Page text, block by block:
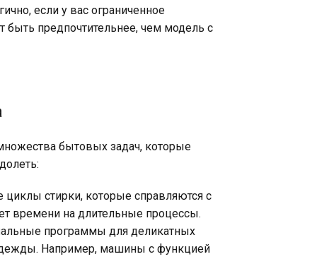
если у вас ограниченное
быть предпочтительнее, чем модель с
бытовых задач, которые
стирки, которые справляются с
времени на длительные процессы.
программы для деликатных
одежды. Например, машины с функцией